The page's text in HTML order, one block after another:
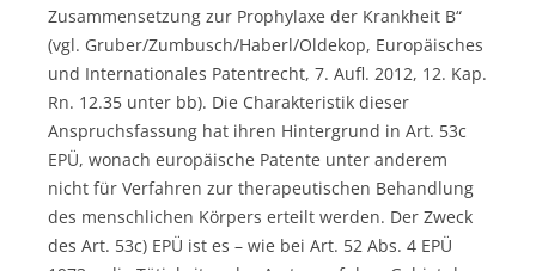
Zusammensetzung zur Prophylaxe der Krankheit B“
(vgl. Gruber/Zumbusch/Haberl/Oldekop, Europäisches
und Internationales Patentrecht, 7. Aufl. 2012, 12. Kap.
Rn. 12.35 unter bb). Die Charakteristik dieser
Anspruchsfassung hat ihren Hintergrund in Art. 53c
EPÜ, wonach europäische Patente unter anderem
nicht für Verfahren zur therapeutischen Behandlung
des menschlichen Körpers erteilt werden. Der Zweck
des Art. 53c) EPÜ ist es – wie bei Art. 52 Abs. 4 EPÜ